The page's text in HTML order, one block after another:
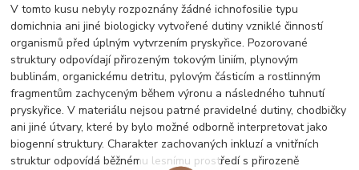
V tomto kusu nebyly rozpoznány žádné ichnofosilie typu
domichnia ani jiné biologicky vytvořené dutiny vzniklé činností
organismů před úplným vytvrzením pryskyřice. Pozorované
struktury odpovídají přirozeným tokovým liniím, plynovým
bublinám, organickému detritu, pylovým částicím a rostlinným
fragmentům zachyceným během výronu a následného tuhnutí
pryskyřice. V materiálu nejsou patrné pravidelné dutiny, chodbičky
ani jiné útvary, které by bylo možné odborně interpretovat jako
biogenní struktury. Charakter zachovaných inkluzí a vnitřních
struktur odpovídá běžnému lesnímu prostředí s přirozeně